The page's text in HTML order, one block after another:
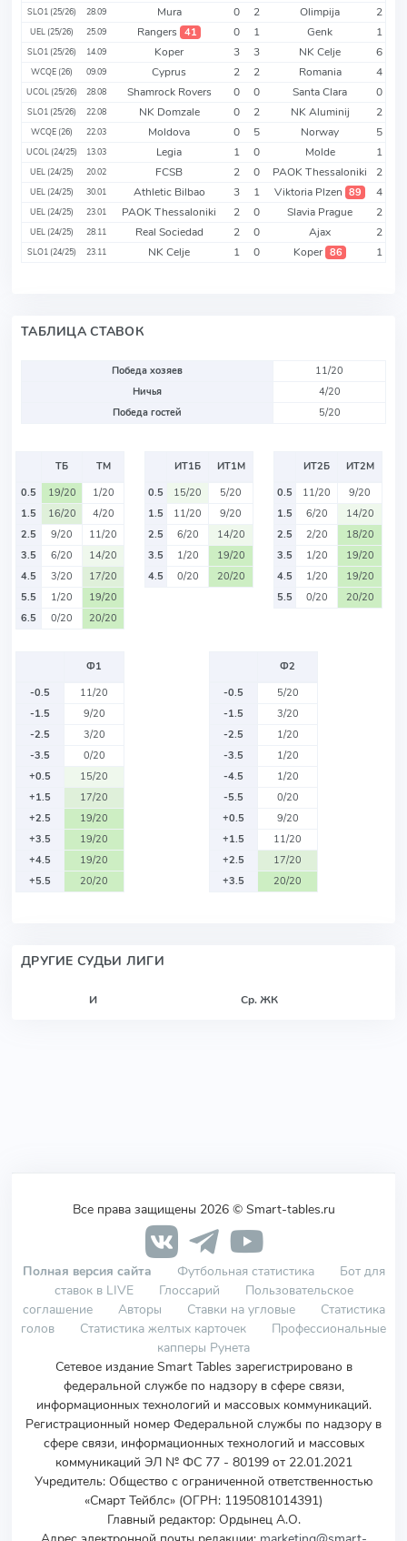
SLO1 (25/26) 28.09 Mura 0 2 Olimpija 2
UEL (25/26) 25.09 Rangers 41 0 1 Genk 1
SLO1 (25/26) 14.09 Koper 3 3 NK Celje 6
WCQE (26) 09.09 Cyprus 2 2 Romania 4
UCOL (25/26) 28.08 Shamrock Rovers 0 0 Santa Clara 0
SLO1 (25/26) 22.08 NK Domzale 0 2 NK Aluminij 2
WCQE (26) 22.03 Moldova 0 5 Norway 5
UCOL (24/25) 13.03 Legia 1 0 Molde 1
UEL (24/25) 20.02 FCSB 2 0 PAOK Thessaloniki 2
UEL (24/25) 30.01 Athletic Bilbao 3 1 Viktoria Plzen 89 4
UEL (24/25) 23.01 PAOK Thessaloniki 2 0 Slavia Prague 2
UEL (24/25) 28.11 Real Sociedad 2 0 Ajax 2
SLO1 (24/25) 23.11 NK Celje 1 0 Koper 86 1
ТАБЛИЦА СТАВОК
Победа хозяев
11/20
Ничья
4/20
Победа гостей
5/20
ТБ
ТМ
0.5
19/20
1/20
1.5
16/20
4/20
2.5
9/20
11/20
3.5
6/20
14/20
4.5
3/20
17/20
5.5
1/20
19/20
6.5
0/20 20/20
ИТ1Б
ИТ1М
0.5
15/20
5/20
1.5
11/20
9/20
2.5
6/20
14/20
3.5
1/20
19/20
4.5
0/20 20/20
ИТ2Б
ИТ2М
0.5
11/20
9/20
1.5
6/20
14/20
2.5
2/20
18/20
3.5
1/20
19/20
4.5
1/20
19/20
5.5
0/20 20/20
Ф1
-0.5
11/20
-1.5
9/20
-2.5
3/20
-3.5
0/20
+0.5
15/20
+1.5
17/20
+2.5
19/20
+3.5
19/20
+4.5
19/20
+5.5
20/20
Ф2
-0.5
5/20
-1.5
3/20
-2.5
1/20
-3.5
1/20
-4.5
1/20
-5.5
0/20
+0.5
9/20
+1.5
11/20
+2.5
17/20
+3.5
20/20
ДРУГИЕ СУДЬИ ЛИГИ
И Ср. ЖК
Все права защищены 2026 © Smart-tables.ru
Полная версия сайта Футбольная статистика
Бот для
ставок в LIVE
Глоссарий
Пользовательское
соглашение
Авторы Ставки на угловые
Статистика
голов
Статистика желтых карточек
Профессиональные
капперы Рунета
Сетевое издание Smart Tables зарегистрировано в
федеральной службе по надзору в сфере связи,
информационных технологий и массовых коммуникаций.
Регистрационный номер Федеральной службы по надзору в
сфере связи, информационных технологий и массовых
коммуникаций ЭЛ № ФС 77 - 80199 от 22.01.2021
Учредитель: Общество с ограниченной ответственностью
«Смарт Тейблс» (ОГРН: 1195081014391)
Главный редактор: Ордынец А.О.